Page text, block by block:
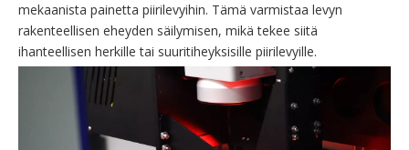
mekaanista painetta piirilevyihin. Tämä varmistaa levyn
rakenteellisen eheyden säilymisen, mikä tekee siitä
ihanteellisen herkille tai suuritiheyksisille piirilevyille.